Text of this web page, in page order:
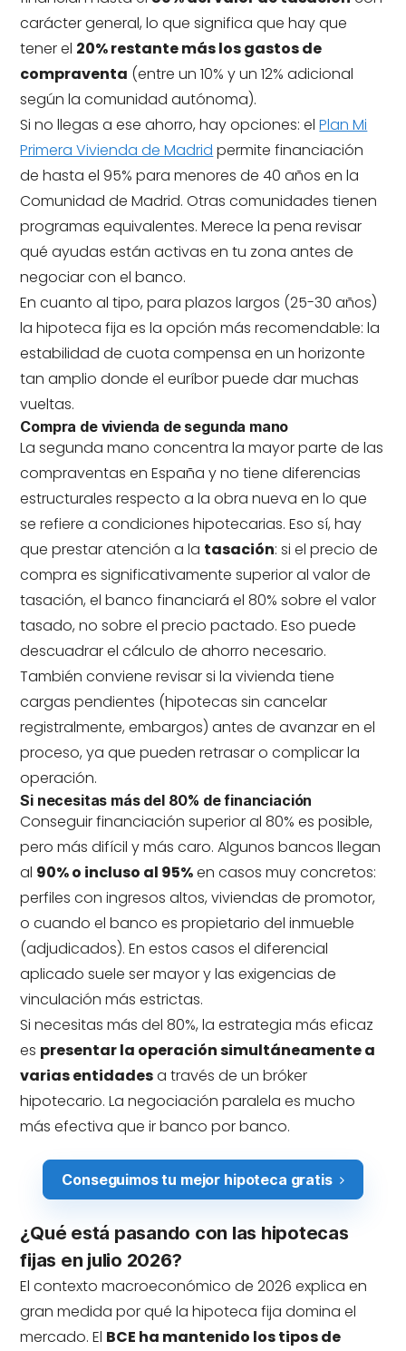
carácter general, lo que significa que hay que
tener el 20% restante más los gastos de
compraventa (entre un 10% y un 12% adicional
según la comunidad autónoma).
Si no llegas a ese ahorro, hay opciones: elPlan Mi
Primera Vivienda de Madrid permite financiación
de hasta el 95% para menores de 40 años en la
Comunidad de Madrid. Otras comunidades tienen
programas equivalentes. Merece la pena revisar
qué ayudas están activas en tu zona antes de
negociar con el banco.
En cuanto al tipo, para plazos largos (25-30 años)
la hipoteca fija es la opción más recomendable: la
estabilidad de cuota compensa en un horizonte
tan amplio donde el euríbor puede dar muchas
vueltas.
Compra de vivienda de segunda mano
La segunda mano concentra la mayor parte de las
compraventas en España y no tiene diferencias
estructurales respecto a la obra nueva en lo que
se refiere a condiciones hipotecarias. Eso sí, hay
que prestar atención a la tasación: si el precio de
compra es significativamente superior al valor de
tasación, el banco financiará el 80% sobre el valor
tasado, no sobre el precio pactado. Eso puede
descuadrar el cálculo de ahorro necesario.
También conviene revisar si la vivienda tiene
cargas pendientes (hipotecas sin cancelar
registralmente, embargos) antes de avanzar en el
proceso, ya que pueden retrasar o complicar la
operación.
Si necesitas más del 80% de financiación
Conseguir financiación superior al 80% es posible,
pero más difícil y más caro. Algunos bancos llegan
al 90% o incluso al 95%en casos muy concretos:
perfiles con ingresos altos, viviendas de promotor,
o cuando el banco es propietario del inmueble
(adjudicados). En estos casos el diferencial
aplicado suele ser mayor y las exigencias de
vinculación más estrictas.
Si necesitas más del 80%, la estrategia más eficaz
es presentar la operación simultáneamente a
varias entidadesa través de un bróker
hipotecario. La negociación paralela es mucho
más efectiva que ir banco por banco.
Conseguimos tu mejor hipoteca gratis
¿Qué está pasando con las hipotecas
fijas en julio 2026?
El contexto macroeconómico de 2026 explica en
gran medida por qué la hipoteca fija domina el
mercado. El BCE ha mantenido los tipos de